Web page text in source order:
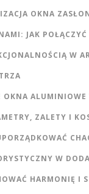
OKNA
JAK POŁĄCZYĆ
W
OKNA ALUMINIOWE
ZALETY I
W
HARMONIĘ I